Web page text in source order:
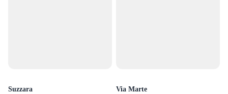
Suzzara Via Marte